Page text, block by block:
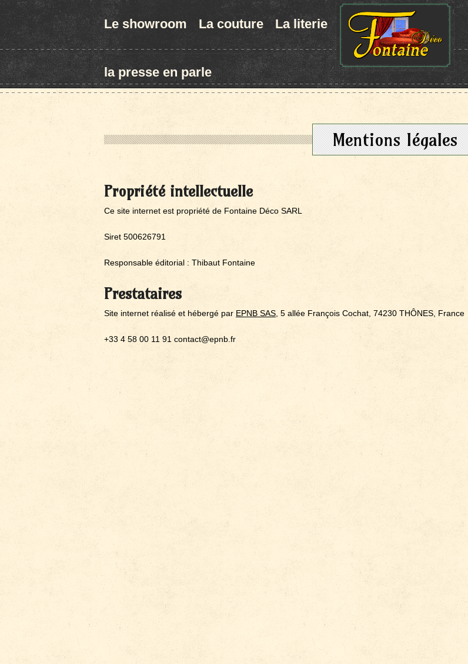
Le showroom La couture La literie
la presse en parle
Mentions légales
Propriété intellectuelle
Ce site internet est propriété de Fontaine Déco SARL
Siret 500626791
Responsable éditorial : Thibaut Fontaine
Prestataires
Site internet réalisé et hébergé par EPNB SAS , 5 allée François Cochat, 74230 THÔNES, France
+33 4 58 00 11 91 contact@epnb.fr